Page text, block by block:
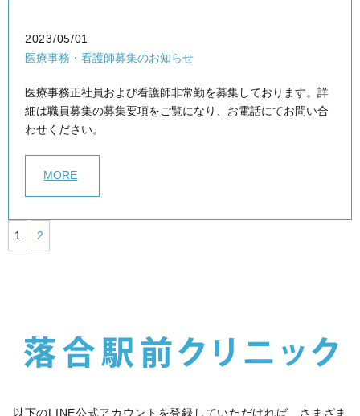
2023/05/01
医療事務・看護師募集のお知らせ
医療事務正社員および看護師非常勤を募集しております。詳
細は職員募集の募集要項をご覧になり、お電話にてお問い合
わせください。
MORE
1 2
以下のLINE公式アカウントを登録していただければ、さまざま